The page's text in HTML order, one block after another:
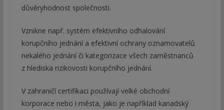
důvěryhodnost společnosti.
Vznikne např. systém efektivního odhalování
korupčního jednání a efektivní ochrany oznamovatelů
nekalého jednání či kategorizace všech zaměstnanců
z hlediska rizikovosti korupčního jednání.
V zahraničí certifikaci používají velké obchodní
korporace nebo i města, jako je například kanadský